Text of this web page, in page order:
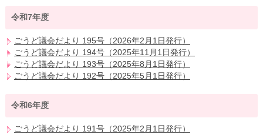
令和7年度
ごうど議会だより 195号（2026年2月1日発行）
ごうど議会だより 194号（2025年11月1日発行）
ごうど議会だより 193号（2025年8月1日発行）
ごうど議会だより 192号（2025年5月1日発行）
令和6年度
ごうど議会だより 191号（2025年2月1日発行）